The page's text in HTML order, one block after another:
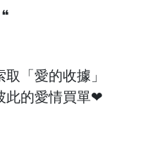
「愛的收據」
此的愛情買單❤︎